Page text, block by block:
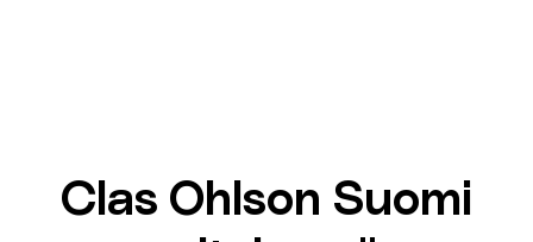
Clas Ohlson Suomi